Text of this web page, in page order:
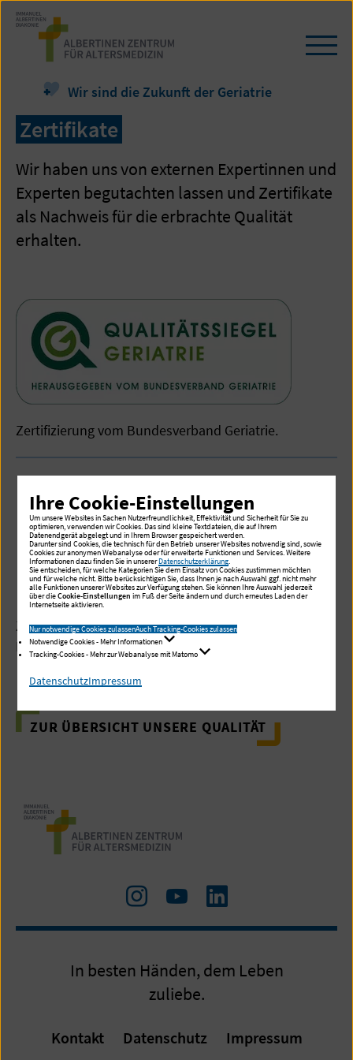
Zum
Seiteninhalt
springen
Wir sind die Zukunft der Geriatrie
Zertifikate
Wir haben uns von externen Expertinnen und
Experten begutachten lassen und Zertifikate
als Nachweis für die erbrachte Qualität
erhalten.
Zertifizierung vom Bundesverband Geriatrie.
Zertifizierung als eines der ersten zehn Zentren in
Deutschland.
ZUR ÜBERSICHT UNSERE QUALITÄT
Zu
Instagram
Zum
Youtube-
LinkedIn
In besten Händen, dem Leben
zuliebe.
Kontakt Datenschutz Impressum
Ihre Cookie-Einstellungen
Um unsere Websites in Sachen Nutzerfreundlichkeit, Effektivität und Sicherheit für Sie zu
optimieren, verwenden wir Cookies. Das sind kleine Textdateien, die auf Ihrem
Datenendgerät abgelegt und in Ihrem Browser gespeichert werden.
Darunter sind Cookies, die technisch für den Betrieb unserer Websites notwendig sind, sowie
Cookies zur anonymen Webanalyse oder für erweiterte Funktionen und Services. Weitere
Informationen dazu finden Sie in unsererDatenschutzerklärung.
Sie entscheiden, für welche Kategorien Sie dem Einsatz von Cookies zustimmen möchten
und für welche nicht. Bitte berücksichtigen Sie, dass Ihnen je nach Auswahl ggf. nicht mehr
alle Funktionen unserer Websites zur Verfügung stehen. Sie können Ihre Auswahl jederzeit
über dieCookie-Einstellungen im Fuß der Seite ändern und durch erneutes Laden der
Internetseite aktivieren.
Nur notwendige Cookies zulassenAuch Tracking-Cookies zulassen
Notwendige Cookies - Mehr Informationen
Tracking-Cookies - Mehr zur Webanalyse mit Matomo
DatenschutzImpressum